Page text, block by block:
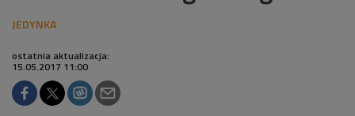
ostatnia aktualizacja:
15.05.2017 11:00